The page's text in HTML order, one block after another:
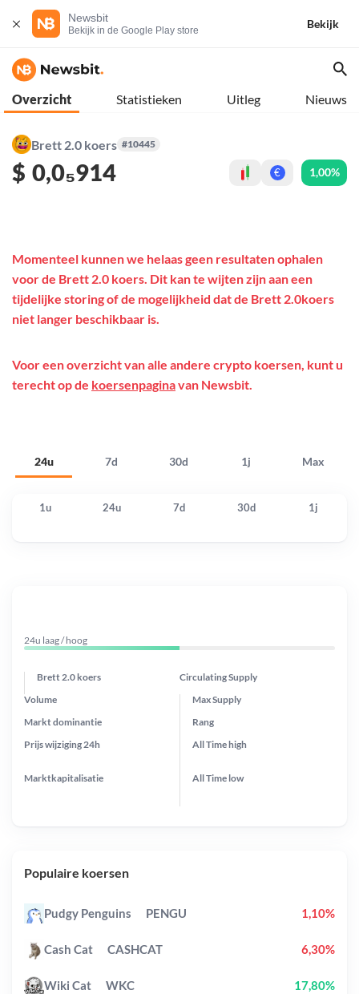
Newsbit
Bekijk in de Google Play store
Bekijk
Overzicht Statistieken Uitleg Nieuws
Brett 2.0 koers #10445
$ 0,0₅914 € 1,00%
24u 7d 30d 1j Max
Momenteel kunnen we helaas geen resultaten ophalen
voor de Brett 2.0 koers. Dit kan te wijten zijn aan een
tijdelijke storing of de mogelijkheid dat de Brett 2.0koers
niet langer beschikbaar is.
Voor een overzicht van alle andere crypto koersen, kunt u
terecht op de koersenpaginavan Newsbit.
1u 24u 7d 30d 1j
24u laag / hoog
Brett 2.0 koers Circulating Supply
Prijs wijziging 24h
Max Supply
Markt dominantie
Marktkapitalisatie
Volume
Rang
All Timehigh
All Time low
Populaire koersen
Pudgy Penguins PENGU 1,10%
Cash Cat CASHCAT 6,30%
Wiki Cat WKC 17,80%